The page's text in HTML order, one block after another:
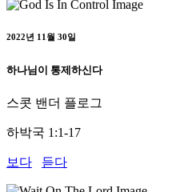
2022년 11월 30일
하나님이 통제하신다
스콧 밴더 플로그
하박국 1:1-17
보다 듣다